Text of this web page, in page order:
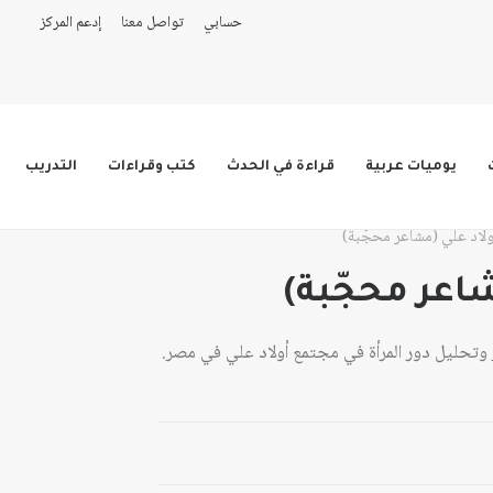
حسابي تواصل معنا إدعم المركز
يوميات عربية قراءة في الحدث كتب وقراءات التدريب
علي (مشاعر محجّبة)
محجّبة)
دور المرأة في مجتمع أولاد علي في مصر.